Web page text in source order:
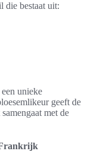
die bestaat uit:
unieke
geeft de
met de
Frankrijk